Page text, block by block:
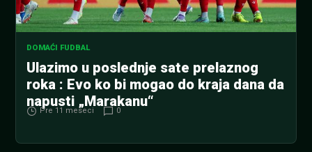
DOMAĆI FUDBAL
Ulazimo u poslednje sate prelaznog
roka : Evo ko bi mogao do kraja dana da
napusti „Marakanu“
Pre 11 meseci 0